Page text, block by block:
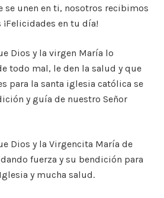
se unen en ti, nosotros recibimos
en tu día!
Dios y la virgen María lo
todo mal, le den la salud y que
para la santa iglesia católica se
y guía de nuestro Señor
Dios y la Virgencita María de
fuerza y su bendición para
y mucha salud.